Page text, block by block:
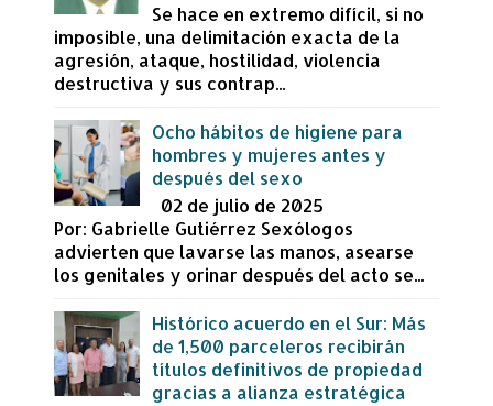
Se hace en extremo difícil, si no
imposible, una delimitación exacta de la
agresión, ataque, hostilidad, violencia
destructiva y sus contrap...
Ocho hábitos de higiene para
hombres y mujeres antes y
después del sexo
02 de julio de 2025
Por: Gabrielle Gutiérrez Sexólogos
advierten que lavarse las manos, asearse
los genitales y orinar después del acto se...
Histórico acuerdo en el Sur: Más
de 1,500 parceleros recibirán
títulos definitivos de propiedad
gracias a alianza estratégica